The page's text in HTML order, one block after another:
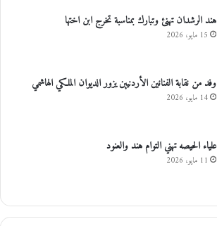
هند الرشدان تهنئ وتبارك بمناسبة تخرج ابن اختها
15 مايو، 2026
وفد من نقابة الفنانين الأردنيين يزور الديوان الملكي الهاشمي
14 مايو، 2026
علياء الحيصه تهني التوام هند والعنود
11 مايو، 2026